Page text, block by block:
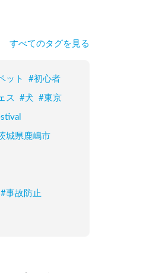
すべてのタグを見る
ット #初心者
ス #犬 #東京
城県鹿嶋市
#事故防止